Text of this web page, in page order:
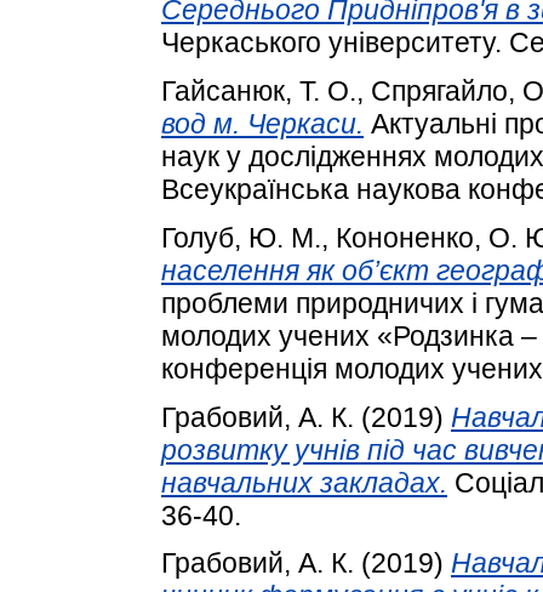
Середнього Придніпров'я в
Черкаського університету.
Гайсанюк, Т. О., Спрягайло,
вод м. Черкаси. Актуальні
наук у дослідженнях
Всеукраїнська наукова
Голуб, Ю. М., Кононенко, О.
населення як об’єкт
проблеми природничих і
молодих учених «Родзинка –
конференція молодих
Грабовий, А. К. (2019)
розвитку учнів під час
навчальних закладах.
36-40.
Грабовий, А. К. (2019)